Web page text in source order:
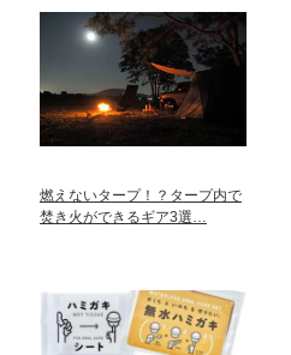
燃えないタープ！？タープ内で
焚き火ができるギア3選…